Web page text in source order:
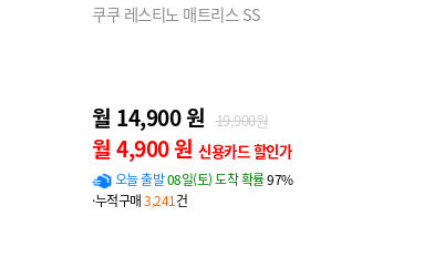
쿠쿠 레스티노 매트리스 SS
월 14,900 원 19,900원
월 4,900 원 신용카드 할인가
오늘 출발08일(토) 도착 확률97%
·누적구매3,241건